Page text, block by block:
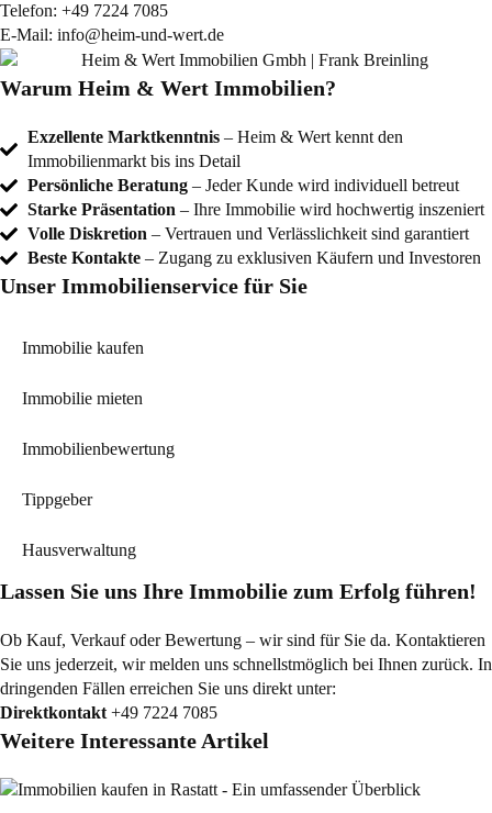
Telefon: +49 7224 7085
E-Mail: info@heim-und-wert.de
Warum Heim & Wert Immobilien?
Exzellente Marktkenntnis – Heim & Wert kennt den
Immobilienmarkt bis ins Detail
Persönliche Beratung – Jeder Kunde wird individuell betreut
Starke Präsentation – Ihre Immobilie wird hochwertig inszeniert
Volle Diskretion – Vertrauen und Verlässlichkeit sind garantiert
Beste Kontakte – Zugang zu exklusiven Käufern und Investoren
Unser Immobilienservice für Sie
Immobilie kaufen
Immobilie mieten
Immobilienbewertung
Tippgeber
Hausverwaltung
Lassen Sie uns Ihre Immobilie zum Erfolg führen!
Ob Kauf, Verkauf oder Bewertung – wir sind für Sie da. Kontaktieren
Sie uns jederzeit, wir melden uns schnellstmöglich bei Ihnen zurück. In
dringenden Fällen erreichen Sie uns direkt unter:
Direktkontakt +49 7224 7085
Weitere Interessante Artikel